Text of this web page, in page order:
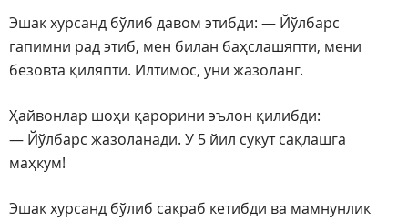
Эшак хурсанд бўлиб давом этибди: — Йўлбарс
гапимни рад этиб, мен билан баҳслашяпти, мени
безовта қиляпти. Илтимос, уни жазоланг.
Ҳайвонлар шоҳи қарорини эълон қилибди:
— Йўлбарс жазоланади. У 5 йил сукут сақлашга
маҳкум!
Эшак хурсанд бўлиб сакраб кетибди ва мамнунлик